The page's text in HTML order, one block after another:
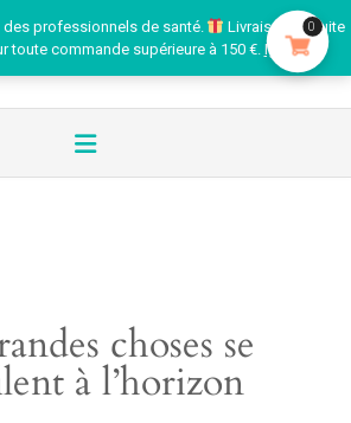
professionnels de santé.
Livraison gratuite
toute commande supérieure à 150 €. Ignorer
choses se
à l’horizon
0